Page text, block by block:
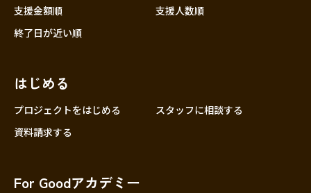
中国
支援金額順
支援人数順
終了日が近い順
はじめる
プロジェクトをはじめる
スタッフに相談する
資料請求する
For Goodアカデミー